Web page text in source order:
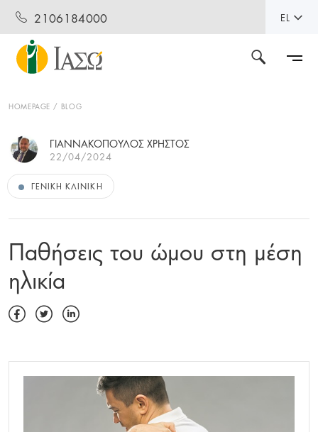
2106184000 EL
HOMEPAGE BLOG
ΓΙΑΝΝΑΚΟΠΟΥΛΟΣ ΧΡΗΣΤΟΣ
22/04/2024
ΓΕΝΙΚΉ ΚΛΙΝΙΚΉ
Παθήσεις του ώμου στη μέση
ηλικία